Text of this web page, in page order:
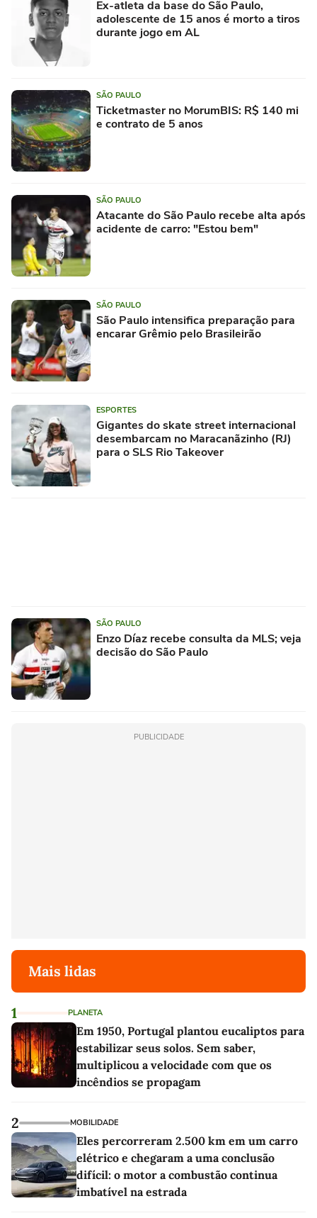
Ex-atleta da base do São Paulo,
adolescente de 15 anos é morto a tiros
durante jogo em AL
SÃO PAULO
Ticketmaster no MorumBIS: R$ 140 mi
e contrato de 5 anos
SÃO PAULO
Atacante do São Paulo recebe alta após
acidente de carro: "Estou bem"
SÃO PAULO
São Paulo intensifica preparação para
encarar Grêmio pelo Brasileirão
ESPORTES
Gigantes do skate street internacional
desembarcam no Maracanãzinho (RJ)
para o SLS Rio Takeover
SÃO PAULO
Enzo Díaz recebe consulta da MLS; veja
decisão do São Paulo
PUBLICIDADE
Mais lidas
1 PLANETA
Em 1950, Portugal plantou eucaliptos para
estabilizar seus solos. Sem saber,
multiplicou a velocidade com que os
incêndios se propagam
2 MOBILIDADE
Eles percorreram 2.500 km em um carro
elétrico e chegaram a uma conclusão
difícil: o motor a combustão continua
imbatível na estrada